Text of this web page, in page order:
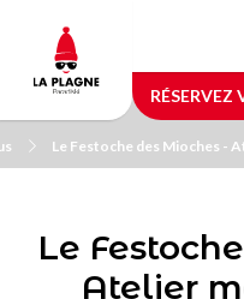
contenu
principal
RÉSERVEZ
Le Festoche des Mioches -
Le
Atelier